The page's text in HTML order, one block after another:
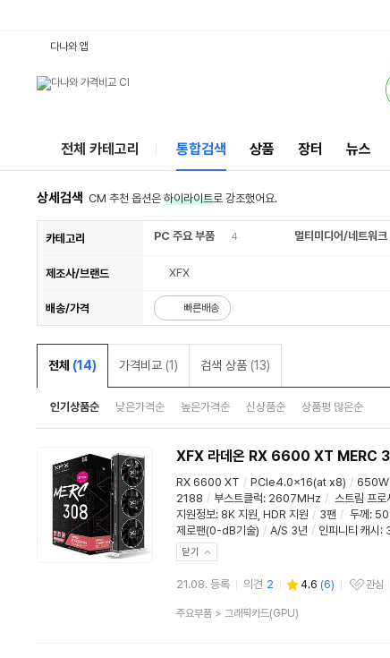
다나와 앱
전체 카테고리 통합검색 상품 장터 뉴스
상세검색 CM 추천 옵션은 하이라이트로 강조했어요.
카테고리 PC 주요 부품 4 멀티미디어/네트워크
제조사/브랜드 XFX
배송/가격 빠른배송
전체 (14) 가격비교 (1) 검색 상품 (13)
인기상품순 낮은가격순 높은가격순 신상품순 상품평 많은순
XFX 라데온 RX 6600 XT MERC
RX 6600 XT / PCIe4.0x16(at x8) / 650W
2188 / 부스트클럭: 2607MHz / 스트림 프로
지원정보: 8K 지원 HDR 지원 / 3팬 / 두께 :
제로팬(0-dB기술) / A/S 3년 / 인피니티 캐시:
닫기
21.08. 등록 의견 2 4.6 (6)
관심상품
관심
상
주요부품> 그래픽카드(GPU)